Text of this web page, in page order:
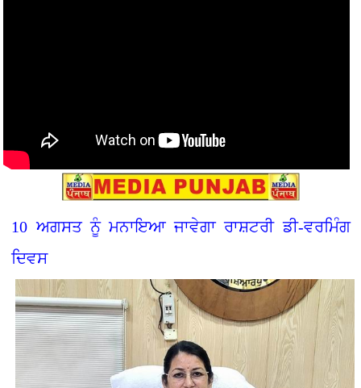
10 ਅਗਸਤ ਨੂੰ ਮਨਾਇਆ ਜਾਵੇਗਾ ਰਾਸ਼ਟਰੀ ਡੀ-ਵਰਮਿੰਗ
ਦਿਵਸ